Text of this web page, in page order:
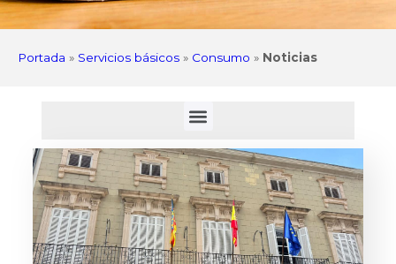
Portada » Servicios básicos » Consumo » Noticias